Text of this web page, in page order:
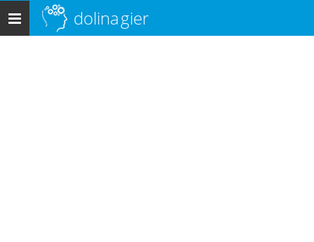
Menu
główne
dolinagier